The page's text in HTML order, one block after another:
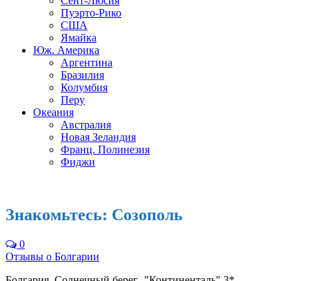
Пуэрто-Рико
США
Ямайка
Юж. Америка
Аргентина
Бразилия
Колумбия
Перу
Океания
Австралия
Новая Зеландия
Франц. Полинезия
Фиджи
Знакомьтесь: Созополь
0
Отзывы о Болгарии